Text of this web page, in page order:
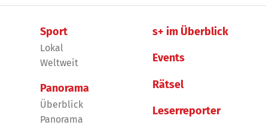
Sport
Lokal
Weltweit
Panorama
Überblick
Panorama
s+ im Überblick
Events
Rätsel
Leserreporter